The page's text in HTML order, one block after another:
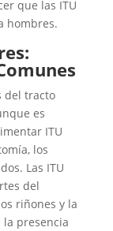
que las ITU
hombres.
del tracto
es
ITU
los
Las ITU
del
riñones y la
presencia